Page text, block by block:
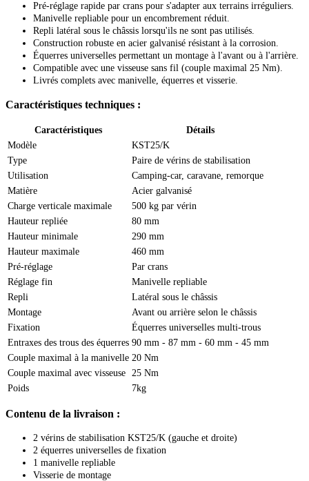
Pré-réglage rapide par crans pour s'adapter aux terrains irréguliers.
Manivelle repliable pour un encombrement réduit.
Repli latéral sous le châssis lorsqu'ils ne sont pas utilisés.
Construction robuste en acier galvanisé résistant à la corrosion.
Équerres universelles permettant un montage à l'avant ou à l'arrière.
Compatible avec une visseuse sans fil (couple maximal 25 Nm).
Livrés complets avec manivelle, équerres et visserie.
Caractéristiques techniques :
Caractéristiques
Détails
Modèle
KST25/K
Type
Paire de vérins de stabilisation
Utilisation
Camping-car, caravane, remorque
Matière
Acier galvanisé
Charge verticale maximale
500 kg par vérin
Hauteur repliée
80 mm
Hauteur minimale
290 mm
Hauteur maximale
460 mm
Pré-réglage
Par crans
Réglage fin
Manivelle repliable
Repli
Latéral sous le châssis
Montage
Avant ou arrière selon le châssis
Fixation
Équerres universelles multi-trous
Entraxes des trous des équerres 90 mm - 87 mm - 60 mm - 45 mm
Couple maximal à la manivelle 20 Nm
Couple maximal avec visseuse
25 Nm
Poids
7kg
Contenu de la livraison :
2 vérins de stabilisation KST25/K (gauche et droite)
2 équerres universelles de fixation
1 manivelle repliable
Visserie de montage